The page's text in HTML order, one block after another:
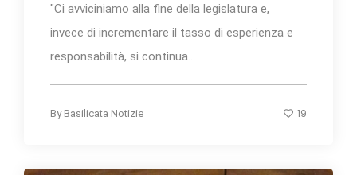
"Ci avviciniamo alla fine della legislatura e,
invece di incrementare il tasso di esperienza e
responsabilità, si continua...
By Basilicata Notizie 19